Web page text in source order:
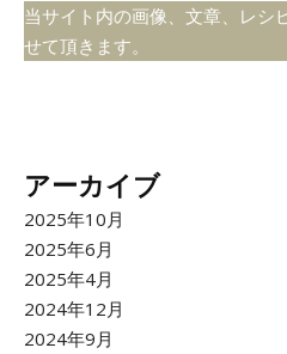
当サイト内の画像、文章、レシ
せて頂きます。
アーカイブ
2025年10月
2025年6月
2025年4月
2024年12月
2024年9月